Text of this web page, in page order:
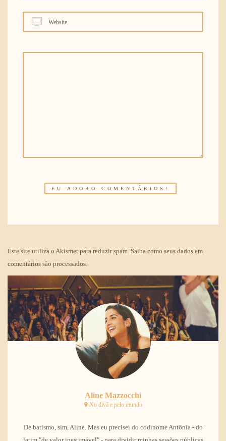
Website
Este site utiliza o Akismet para reduzir spam. Saiba como seus dados em
comentários são processados
Aline Mazzocchi
No divã e pelo mundo
De batismo, sim, Aline. Mas eu precisei do codinome Antônia - do